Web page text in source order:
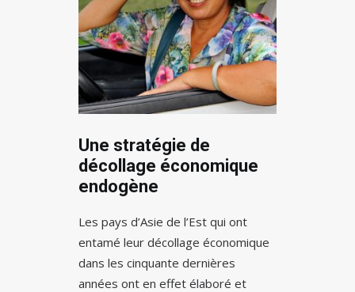
Une stratégie de
décollage économique
endogène
Les pays d’Asie de l’Est qui ont
entamé leur décollage économique
dans les cinquante dernières
années ont en effet élaboré et